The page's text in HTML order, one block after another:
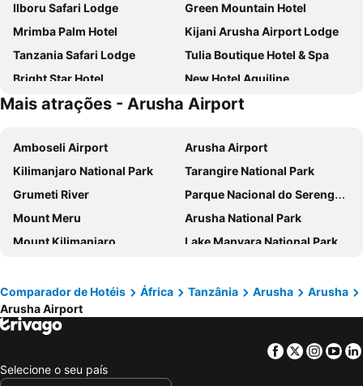
Ilboru Safari Lodge
Green Mountain Hotel
Mrimba Palm Hotel
Kijani Arusha Airport Lodge
Tanzania Safari Lodge
Tulia Boutique Hotel & Spa
Bright Star Hotel
New Hotel Aquiline
Four Points by Sheraton Arusha, The Arusha Hotel
The New Njiro Legacy
Boulevard Inn Mt Meru
Gold Crest Hotel - Arusha
Sanna Boutique Hotel
Arusha Giraffe Lodge
Lake Duluti Lodge Arusha
The Charity Hotel International
The Equator Hotel
Four Points The Arusha
Raha Leo Inn
Karama Lodge
Ahadi Lodge
Summit Safari Lodge
Venice
Mais atrações - Arusha Airport
Amboseli Airport
Arusha Airport
Kilimanjaro National Park
Tarangire National Park
Grumeti River
Parque Nacional do Serengueti
Mount Meru
Arusha National Park
Mount Kilimanjaro
Lake Manyara National Park
Comparador de Hotéis
África Tanzânia Arusha
Arusha
Arusha Airport
Facebook
Twitter
Selecione o seu país